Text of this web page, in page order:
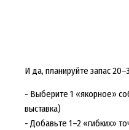
И да, планируйте запас
- Выберите 1 «якорное»
выставка)
- Добавьте 1–2 «гибких»